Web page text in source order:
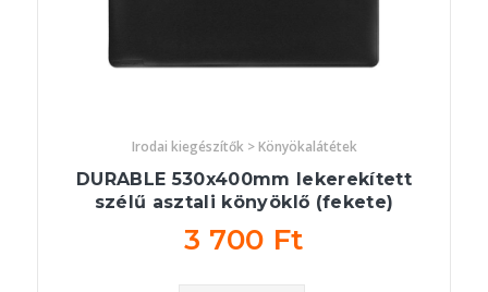
Irodai kiegészítők > Könyökalátétek
DURABLE 530x400mm lekerekített
szélű asztali könyöklő (fekete)
3 700 Ft